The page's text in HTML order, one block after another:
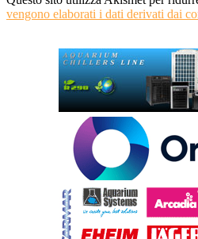
vengono elaborati i dati derivati dai